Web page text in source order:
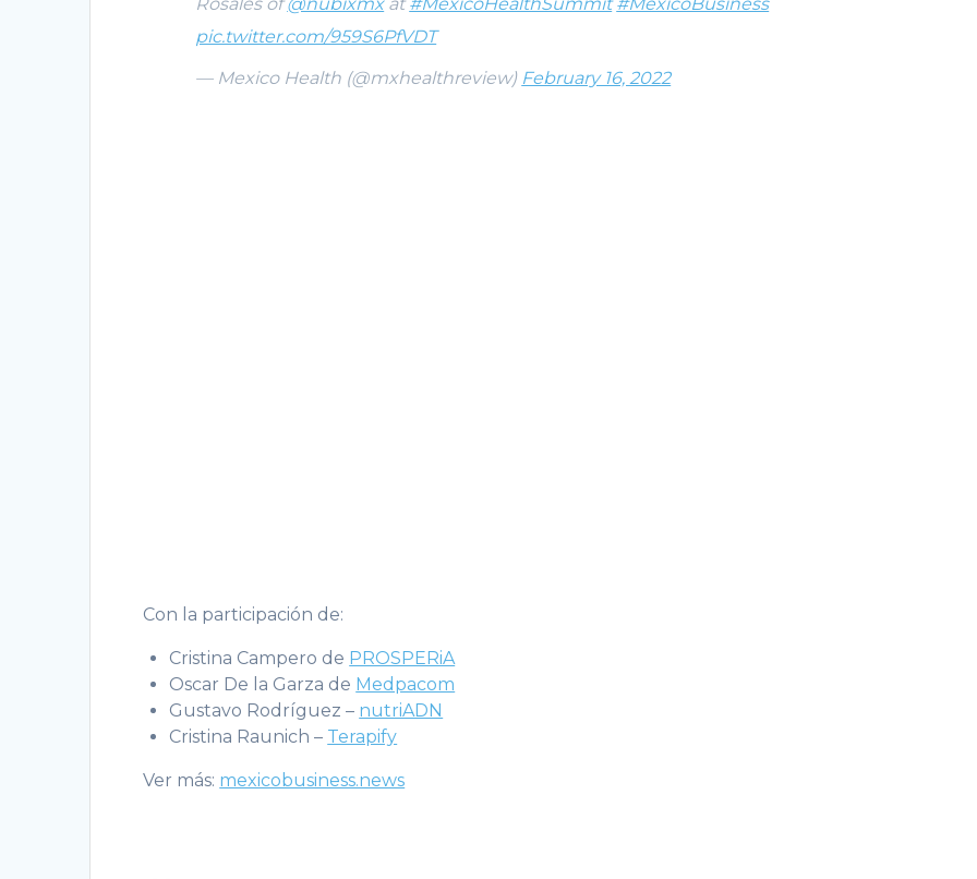
Rosales of@nubixmxat #MexicoHealthSummit #MexicoBusiness
pic.twitter.com/959S6PfVDT
— Mexico Health (@mxhealthreview) February 16, 2022
Con la participación de:
Cristina Campero de PROSPERiA
Oscar De la Garza de Medpacom
Gustavo Rodríguez – nutriADN
Cristina Raunich – Terapify
Ver más: mexicobusiness.news